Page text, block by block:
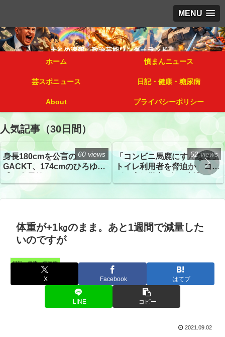
MENU
ホーム 憤まんニュース
芸スポニュース 日記・健康・糖尿病
About プライバシーポリシー
人気記事（30日間）
身長180cmを公言の
GACKT、174cmのひろゆき
トざわつき イベントでの写
真が話題
60 views
「コンビニ馬鹿にすんなよ」
トイレ利用者を脅迫か コン
52 views
体重が+1㎏のまま。あと1週間で減量した
いのですが
日記・健康・糖尿病
X Facebook はてブ
LINE コピー
2021.09.02